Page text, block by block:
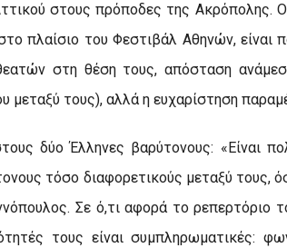
στους πρόποδες της Ακρόπολης.
πλαίσιο του Φεστιβάλ Αθηνών, είναι
στη θέση τους, απόσταση
τους), αλλά η ευχαρίστηση
δύο Έλληνες βαρύτονους: «Είναι
τόσο διαφορετικούς μεταξύ τους,
Σε ό,τι αφορά το ρεπερτόριο
τους είναι συμπληρωματικές: